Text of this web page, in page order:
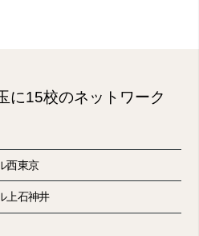
に15校のネットワーク
西東京
上石神井